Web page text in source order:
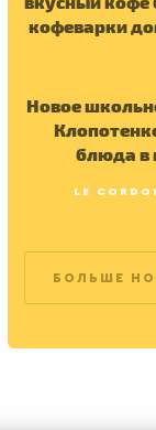
кофеварки
Новое
блюда в
LE
БОЛЬШЕ